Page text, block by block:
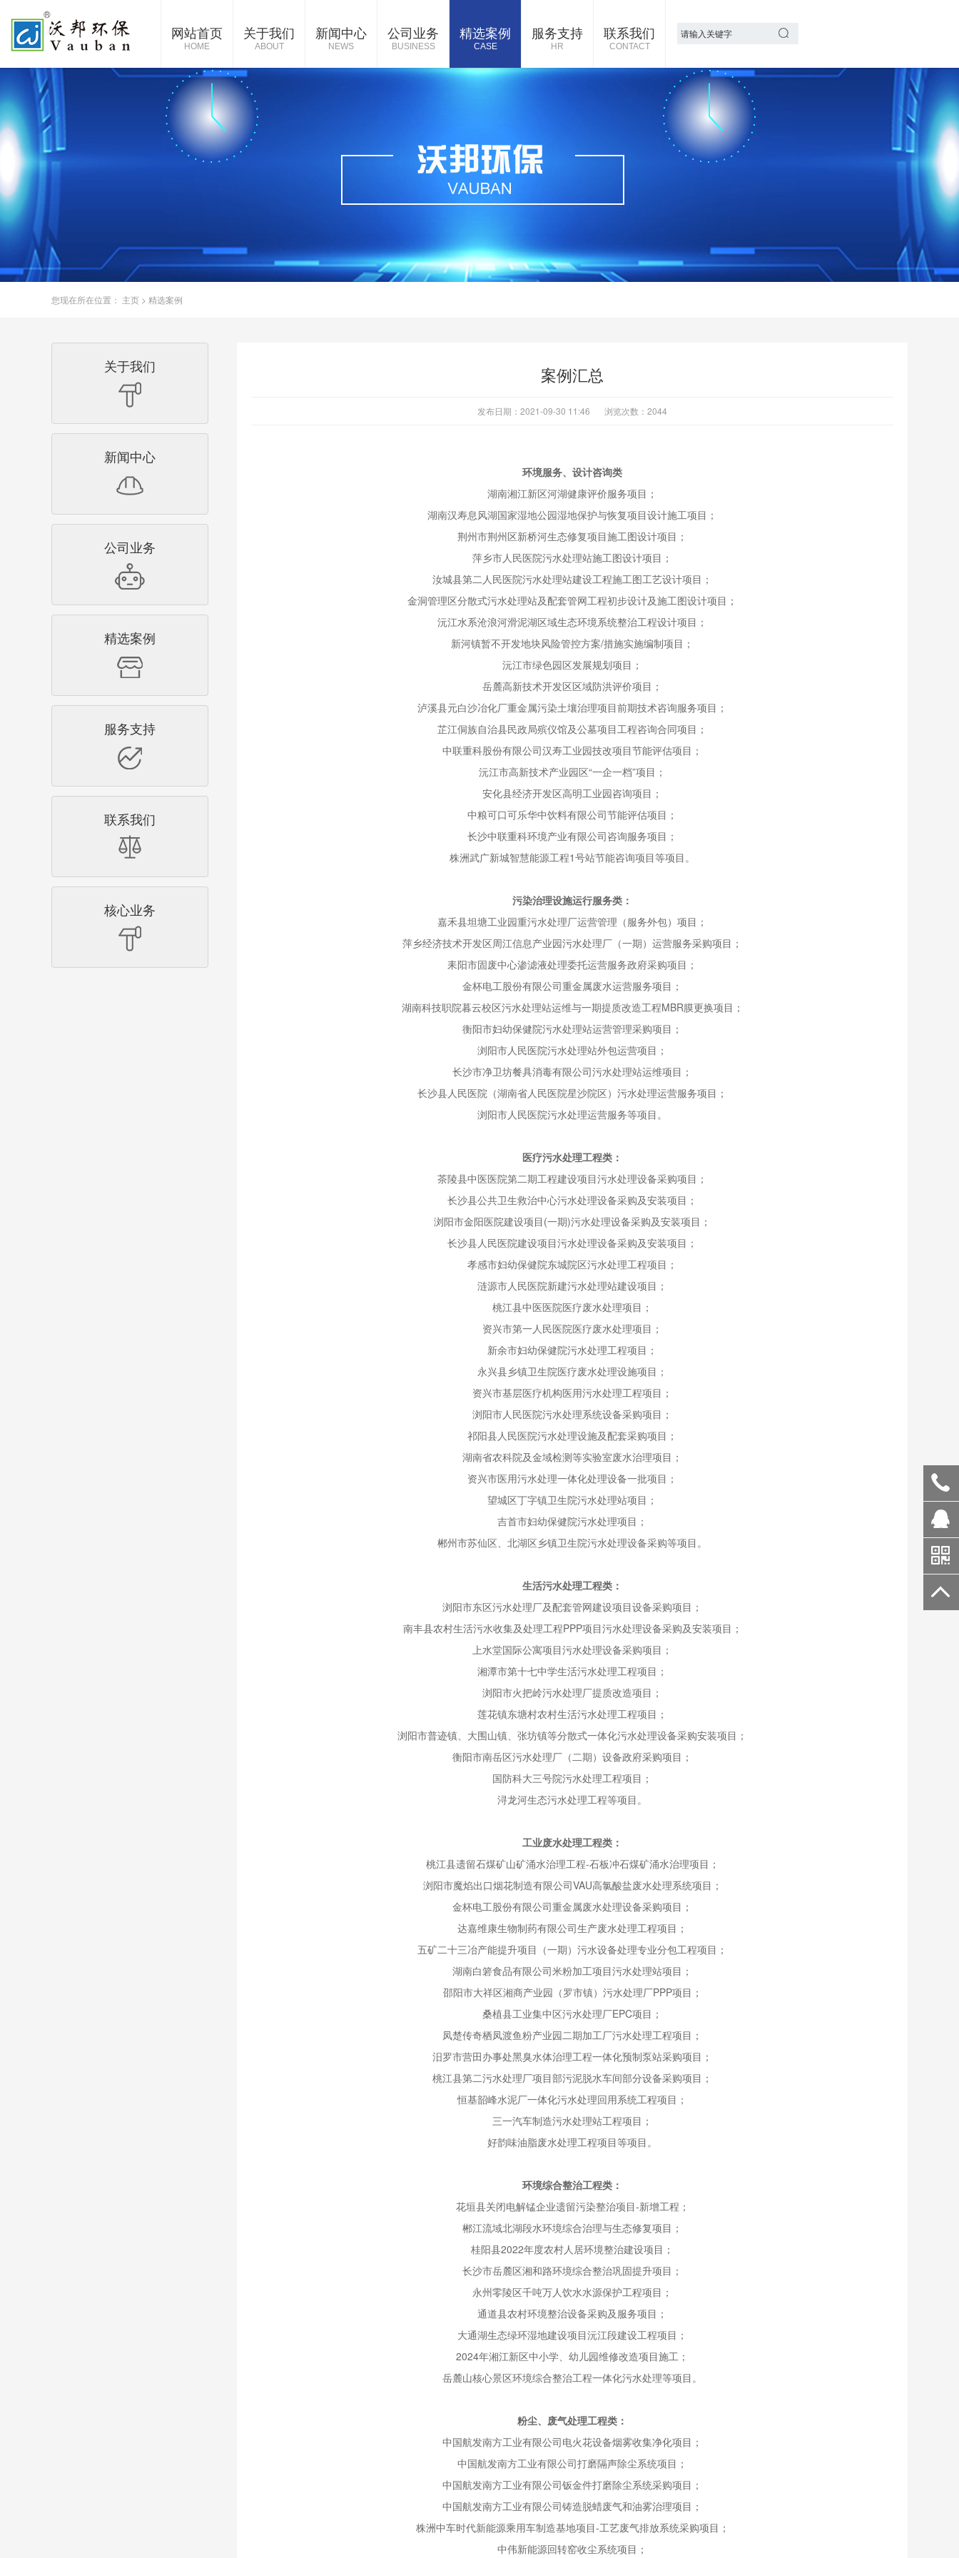
网站首页
HOME
关于我们
ABOUT
新闻中心
NEWS
公司业务
BUSINESS
精选案例
CASE
服务支持
HR
联系我们
CONTACT
您现在所在位置： 主页 > 精选案例
关于我们
新闻中心
公司业务
精选案例
服务支持
联系我们
核心业务
案例汇总
发布日期：2021-09-30 11:46 浏览次数： 2044
环境服务、设计咨询类
湖南湘江新区河湖健康评价服务项目；
湖南汉寿息风湖国家湿地公园湿地保护与恢复项目设计施工项目；
荆州市荆州区新桥河生态修复项目施工图设计项目；
萍乡市人民医院污水处理站施工图设计项目；
汝城县第二人民医院污水处理站建设工程施工图工艺设计项目；
金洞管理区分散式污水处理站及配套管网工程初步设计及施工图设计项目；
沅江水系沧浪河滑泥湖区域生态环境系统整治工程设计项目；
新河镇暂不开发地块风险管控方案/措施实施编制项目；
沅江市绿色园区发展规划项目；
岳麓高新技术开发区区域防洪评价项目；
泸溪县元白沙冶化厂重金属污染土壤治理项目前期技术咨询服务项目；
芷江侗族自治县民政局殡仪馆及公墓项目工程咨询合同项目；
中联重科股份有限公司汉寿工业园技改项目节能评估项目；
沅江市高新技术产业园区“一企一档”项目；
安化县经济开发区高明工业园咨询项目；
中粮可口可乐华中饮料有限公司节能评估项目；
长沙中联重科环境产业有限公司咨询服务项目；
株洲武广新城智慧能源工程1号站节能咨询项目等项目。
污染治理设施运行服务类：
嘉禾县坦塘工业园重污水处理厂运营管理（服务外包）项目；
萍乡经济技术开发区周江信息产业园污水处理厂（一期）运营服务采购项目；
耒阳市固废中心渗滤液处理委托运营服务政府采购项目；
金杯电工股份有限公司重金属废水运营服务项目；
湖南科技职院暮云校区污水处理站运维与一期提质改造工程MBR膜更换项目；
衡阳市妇幼保健院污水处理站运营管理采购项目；
浏阳市人民医院污水处理站外包运营项目；
长沙市净卫坊餐具消毒有限公司污水处理站运维项目；
长沙县人民医院（湖南省人民医院星沙院区）污水处理运营服务项目；
浏阳市人民医院污水处理运营服务等项目。
医疗污水处理工程类：
茶陵县中医医院第二期工程建设项目污水处理设备采购项目；
长沙县公共卫生救治中心污水处理设备采购及安装项目；
浏阳市金阳医院建设项目(一期)污水处理设备采购及安装项目；
长沙县人民医院建设项目污水处理设备采购及安装项目；
孝感市妇幼保健院东城院区污水处理工程项目；
涟源市人民医院新建污水处理站建设项目；
桃江县中医医院医疗废水处理项目；
资兴市第一人民医院医疗废水处理项目；
新余市妇幼保健院污水处理工程项目；
永兴县乡镇卫生院医疗废水处理设施项目；
资兴市基层医疗机构医用污水处理工程项目；
浏阳市人民医院污水处理系统设备采购项目；
祁阳县人民医院污水处理设施及配套采购项目；
湖南省农科院及金域检测等实验室废水治理项目；
资兴市医用污水处理一体化处理设备一批项目；
望城区丁字镇卫生院污水处理站项目；
吉首市妇幼保健院污水处理项目；
郴州市苏仙区、北湖区乡镇卫生院污水处理设备采购等项目。
生活污水处理工程类：
浏阳市东区污水处理厂及配套管网建设项目设备采购项目；
南丰县农村生活污水收集及处理工程PPP项目污水处理设备采购及安装项目；
上水堂国际公寓项目污水处理设备采购项目；
湘潭市第十七中学生活污水处理工程项目；
浏阳市火把岭污水处理厂提质改造项目；
莲花镇东塘村农村生活污水处理工程项目；
浏阳市普迹镇、大围山镇、张坊镇等分散式一体化污水处理设备采购安装项目；
衡阳市南岳区污水处理厂（二期）设备政府采购项目；
国防科大三号院污水处理工程项目；
浔龙河生态污水处理工程等项目。
工业废水处理工程类：
桃江县遗留石煤矿山矿涌水治理工程-石板冲石煤矿涌水治理项目；
浏阳市魔焰出口烟花制造有限公司VAU高氯酸盐废水处理系统项目；
金杯电工股份有限公司重金属废水处理设备采购项目；
达嘉维康生物制药有限公司生产废水处理工程项目；
五矿二十三冶产能提升项目（一期）污水设备处理专业分包工程项目；
湖南白箬食品有限公司米粉加工项目污水处理站项目；
邵阳市大祥区湘商产业园（罗市镇）污水处理厂PPP项目；
桑植县工业集中区污水处理厂EPC项目；
凤楚传奇栖凤渡鱼粉产业园二期加工厂污水处理工程项目；
汨罗市营田办事处黑臭水体治理工程一体化预制泵站采购项目；
桃江县第二污水处理厂项目部污泥脱水车间部分设备采购项目；
恒基韶峰水泥厂一体化污水处理回用系统工程项目；
三一汽车制造污水处理站工程项目；
好韵味油脂废水处理工程项目等项目。
环境综合整治工程类：
花垣县关闭电解锰企业遗留污染整治项目-新增工程；
郴江流域北湖段水环境综合治理与生态修复项目；
桂阳县2022年度农村人居环境整治建设项目；
长沙市岳麓区湘和路环境综合整治巩固提升项目；
永州零陵区千吨万人饮水水源保护工程项目；
通道县农村环境整治设备采购及服务项目；
大通湖生态绿环湿地建设项目沅江段建设工程项目；
2024年湘江新区中小学、幼儿园维修改造项目施工；
岳麓山核心景区环境综合整治工程一体化污水处理等项目。
粉尘、废气处理工程类：
中国航发南方工业有限公司电火花设备烟雾收集净化项目；
中国航发南方工业有限公司打磨隔声除尘系统项目；
中国航发南方工业有限公司钣金件打磨除尘系统采购项目；
中国航发南方工业有限公司铸造脱蜡废气和油雾治理项目；
株洲中车时代新能源乘用车制造基地项目-工艺废气排放系统采购项目；
中伟新能源回转窑收尘系统项目；